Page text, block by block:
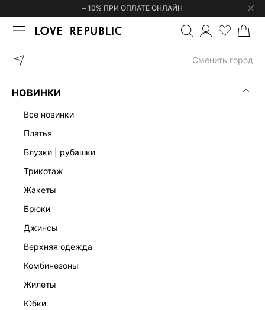
– 10% ПРИ ОПЛАТЕ ОНЛАЙН
Сменить город
НОВИНКИ
все новинки
платья
блузки | рубашки
трикотаж
жакеты
брюки
джинсы
верхняя одежда
комбинезоны
жилеты
юбки
ГЛАВНАЯ ДЖИНСОВАЯ ЮБКА МАКСИ С